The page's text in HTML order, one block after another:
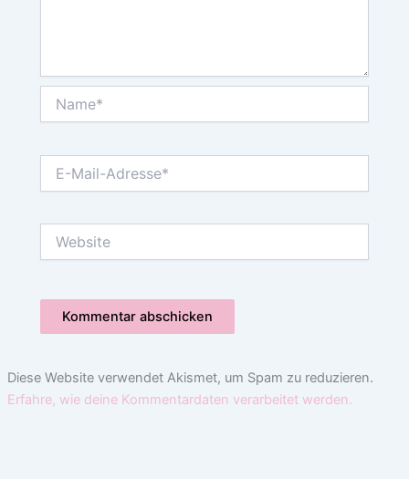
Mail-
Diese Website verwendet Akismet, um Spam zu reduzieren.
Erfahre, wie deine Kommentardaten verarbeitet werden.